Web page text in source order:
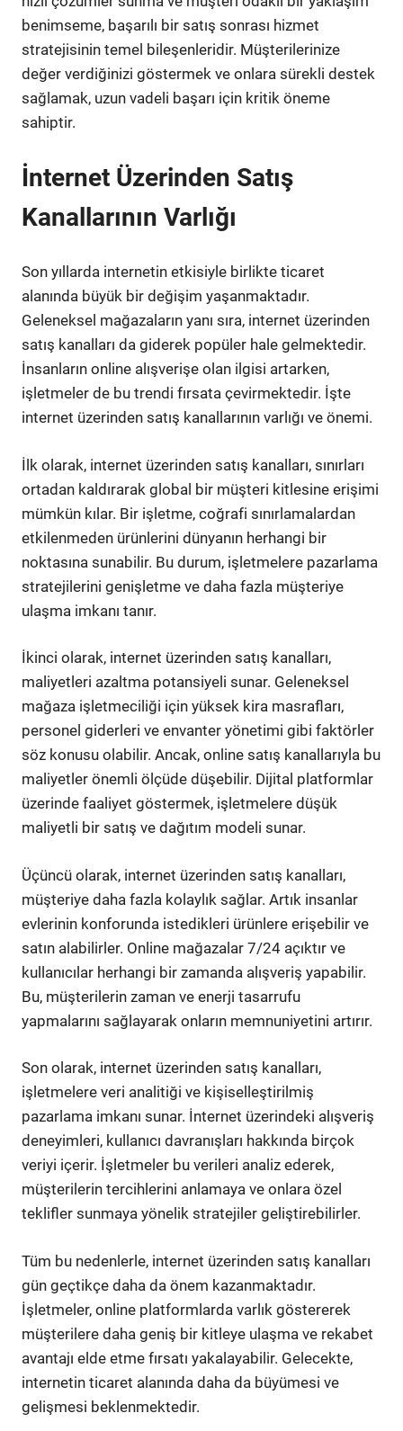
benimseme, başarılı bir satış sonrası hizmet
stratejisinin temel bileşenleridir. Müşterilerinize
değer verdiğinizi göstermek ve onlara sürekli destek
sağlamak, uzun vadeli başarı için kritik öneme
sahiptir.
İnternet Üzerinden Satış
Kanallarının Varlığı
Son yıllarda internetin etkisiyle birlikte ticaret
alanında büyük bir değişim yaşanmaktadır.
Geleneksel mağazaların yanı sıra, internet üzerinden
satış kanalları da giderek popüler hale gelmektedir.
İnsanların online alışverişe olan ilgisi artarken,
işletmeler de bu trendi fırsata çevirmektedir. İşte
internet üzerinden satış kanallarının varlığı ve önemi.
İlk olarak, internet üzerinden satış kanalları, sınırları
ortadan kaldırarak global bir müşteri kitlesine erişimi
mümkün kılar. Bir işletme, coğrafi sınırlamalardan
etkilenmeden ürünlerini dünyanın herhangi bir
noktasına sunabilir. Bu durum, işletmelere pazarlama
stratejilerini genişletme ve daha fazla müşteriye
ulaşma imkanı tanır.
İkinci olarak, internet üzerinden satış kanalları,
maliyetleri azaltma potansiyeli sunar. Geleneksel
mağaza işletmeciliği için yüksek kira masrafları,
personel giderleri ve envanter yönetimi gibi faktörler
söz konusu olabilir. Ancak, online satış kanallarıyla bu
maliyetler önemli ölçüde düşebilir. Dijital platformlar
üzerinde faaliyet göstermek, işletmelere düşük
maliyetli bir satış ve dağıtım modeli sunar.
Üçüncü olarak, internet üzerinden satış kanalları,
müşteriye daha fazla kolaylık sağlar. Artık insanlar
evlerinin konforunda istedikleri ürünlere erişebilir ve
satın alabilirler. Online mağazalar 7/24 açıktır ve
kullanıcılar herhangi bir zamanda alışveriş yapabilir.
Bu, müşterilerin zaman ve enerji tasarrufu
yapmalarını sağlayarak onların memnuniyetini artırır.
Son olarak, internet üzerinden satış kanalları,
işletmelere veri analitiği ve kişiselleştirilmiş
pazarlama imkanı sunar. İnternet üzerindeki alışveriş
deneyimleri, kullanıcı davranışları hakkında birçok
veriyi içerir. İşletmeler bu verileri analiz ederek,
müşterilerin tercihlerini anlamaya ve onlara özel
teklifler sunmaya yönelik stratejiler geliştirebilirler.
Tüm bu nedenlerle, internet üzerinden satış kanalları
gün geçtikçe daha da önem kazanmaktadır.
İşletmeler, online platformlarda varlık göstererek
müşterilere daha geniş bir kitleye ulaşma ve rekabet
avantajı elde etme fırsatı yakalayabilir. Gelecekte,
internetin ticaret alanında daha da büyümesi ve
gelişmesi beklenmektedir.